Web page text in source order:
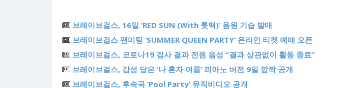
브레이브걸스, 16일 ‘RED SUN (With 롯백)’ 음원 기습 발매
브레이브걸스 팬미팅 ‘SUMMER QUEEN PARTY’ 온라인 티켓 예매 오픈
브레이브걸스, 코로나19 검사 결과 전원 음성 “결과 상관없이 활동 종료”
브레이브걸스, 감성 담은 ‘나 혼자 여름’ 피아노 버전 9일 깜짝 공개
브레이브걸스, 후속곡 ‘Pool Party’ 뮤직비디오 공개